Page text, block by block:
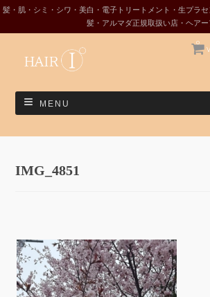
髪・肌・シミ・シワ・美白・電子トリートメント・生プラ
髪・アルマダ正規取扱い店・ヘアー
0
MENU
IMG_4851